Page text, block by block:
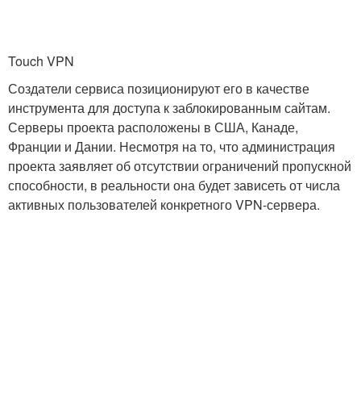
Touch VPN
Создатели сервиса позиционируют его в качестве
инструмента для доступа к заблокированным сайтам.
Серверы проекта расположены в США, Канаде,
Франции и Дании. Несмотря на то, что администрация
проекта заявляет об отсутствии ограничений пропускной
способности, в реальности она будет зависеть от числа
активных пользователей конкретного VPN-сервера.